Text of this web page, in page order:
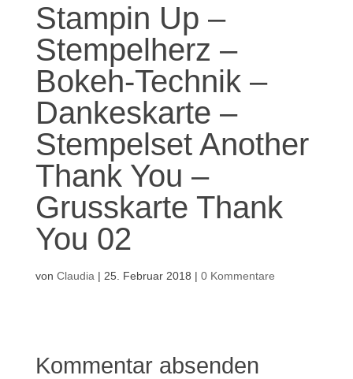
Stampin Up –
Stempelherz –
Bokeh-Technik –
Dankeskarte –
Stempelset Another
Thank You –
Grusskarte Thank
You 02
von Claudia | 25. Februar 2018 | 0 Kommentare
Kommentar absenden